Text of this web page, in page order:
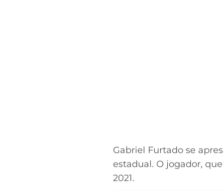
Gabriel Furtado se
estadual. O jogador,
2021.